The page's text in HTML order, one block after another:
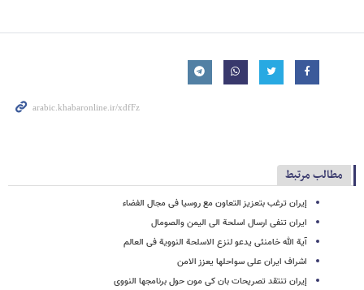
مطالب مرتبط
إیران ترغب بتعزیز التعاون مع روسیا فی مجال الفضاء
ایران تنفی ارسال اسلحة الى الیمن والصومال
آیة الله خامنئی یدعو لنزع الاسلحة النوویة فی العالم
اشراف ایران على سواحلها یعزز الامن
إیران تنتقد تصریحات بان کی مون حول برنامجها النووی